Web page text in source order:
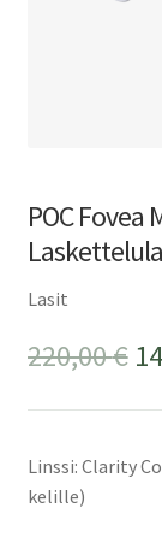
POC
Lasit
220,00€
Linssi: Clarity
kelille)